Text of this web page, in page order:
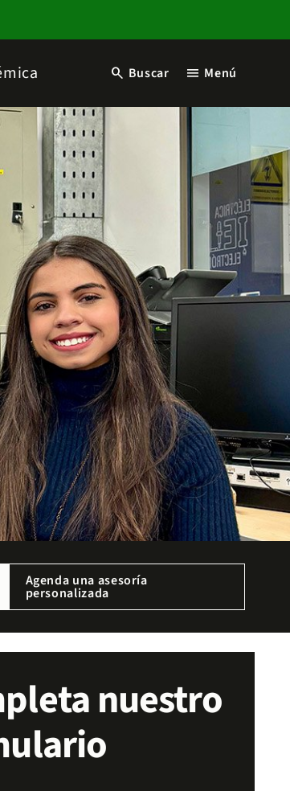
search Buscar menu Menú
Agenda una asesoría
personalizada
nuestro